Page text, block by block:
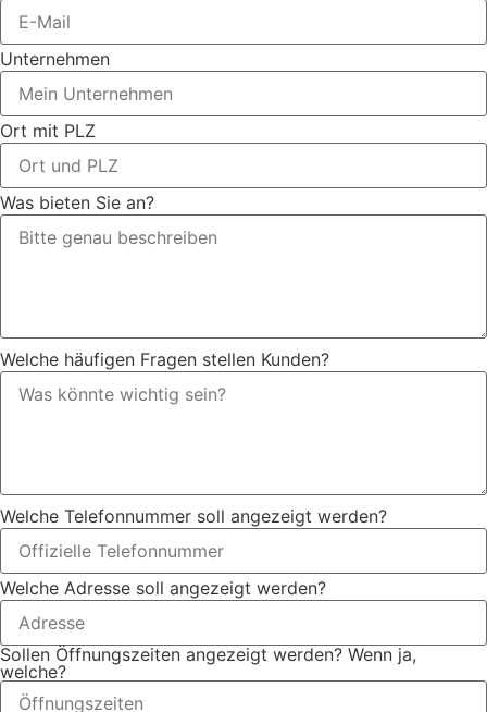
Unternehmen
Ort mit PLZ
Was bieten Sie an?
Welche häufigen Fragen stellen Kunden?
Welche Telefonnummer soll angezeigt werden?
Welche Adresse soll angezeigt werden?
Sollen Öffnungszeiten angezeigt werden? Wenn ja,
welche?